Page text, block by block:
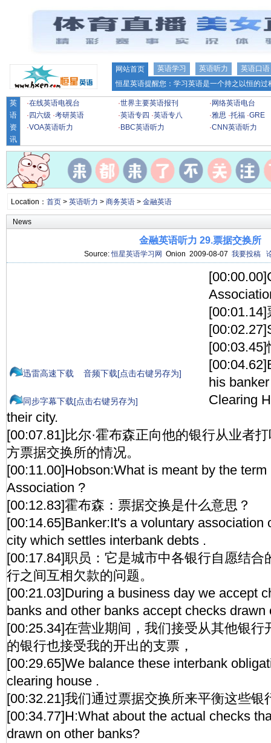
网站首页 英语学习 英语听力
英语口语
恒星英语提醒您：学习英语是一个持之以恒的
英
语
资
讯
·在线英语电视台 ·世界主要英语报刊 · 网络英语电台
· 四六级 ·考研英语 ·英语专四 ·英语专八 ·雅思 ·托福 ·GRE
·VOA英语听力 · BBC英语听力 ·CNN英语听力
Location： 首页> 英语听力 > 商务英语> 金融英语
News
金融英语听力 29.票据交换所
Source:恒星英语学习网 Onion 2009-08-07 我要投稿
迅雷高速下载 音频下载[点击右键另存为]
同步字幕下载[点击右键另存为]
[00:03.45]
his
Clearing
their city.
[00:07.81]比尔·霍布森正向他的银行从业者
方票据交换所的情况。
[00:11.00]Hobson:What is meant by the
Association ?
[00:12.83]霍布森：票据交换是什么意思？
[00:14.65]Banker:It's a voluntary association
city which settles interbank debts .
[00:17.84]职员：它是城市中各银行自愿结合
行之间互相欠款的问题。
[00:21.03]During a business day we accept
banks and other banks accept checks drawn
[00:25.34]在营业期间，我们接受从其他银行
的银行也接受我的开出的支票，
[00:29.65]We balance these interbank
clearing house .
[00:32.21]我们通过票据交换所来平衡这些银
[00:34.77]H:What about the actual checks
drawn on other banks?